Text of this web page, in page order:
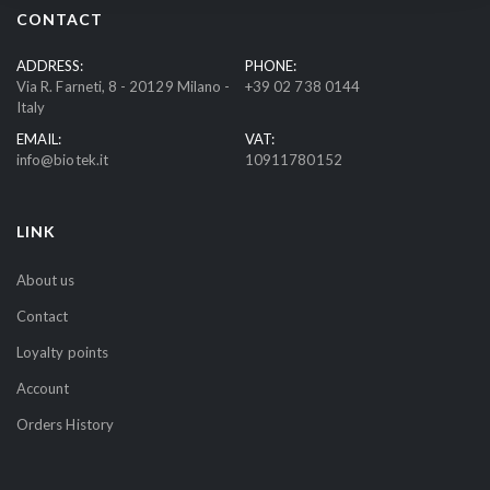
u
r
N
e
w
t
e
r
CONTACT
ADDRESS:
Via R. Farneti, 8 - 20129 Milano -
Italy
PHONE:
+39 02 738 0144
EMAIL:
info@biotek.it
VAT:
10911780152
LINK
About us
Contact
Loyalty points
Account
Orders History